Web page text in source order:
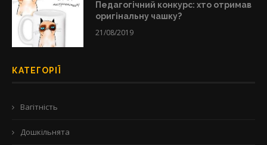
Педагогічний конкурс: хто отримав
оригінальну чашку?
21/08/2019
КАТЕГОРІЇ
Вагітність
Дошкільнята